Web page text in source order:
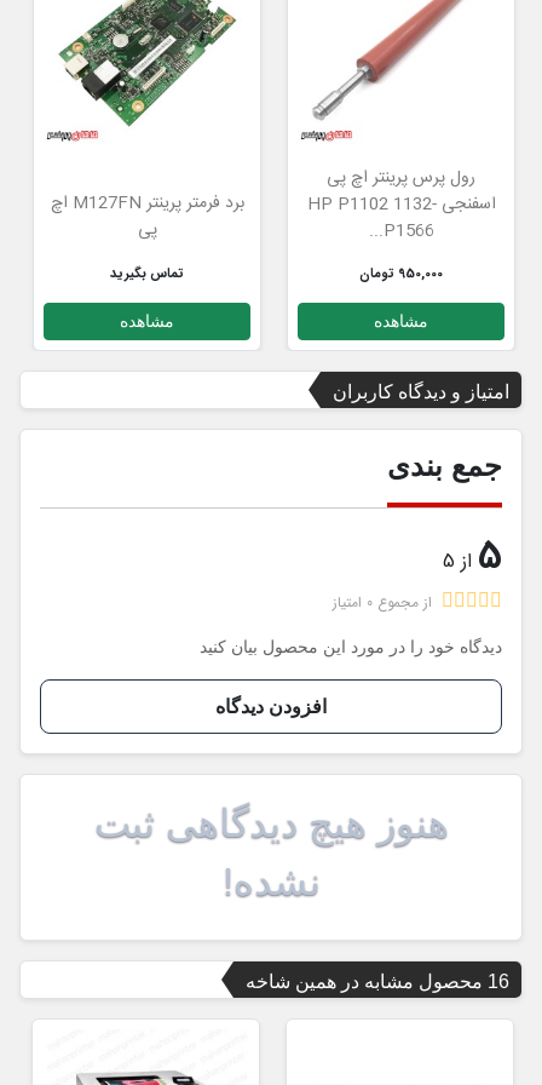
رول پرس پرینتر اچ پی
اسفنجی -1132 HP P1102
P1566...
950,000 تومان
مشاهده
برد فرمتر پرینتر M127FN اچ
پی
تماس بگیرید
مشاهده
امتیاز و دیدگاه کاربران
جمع بندی
5 از 5
از مجموع 0 امتیاز
دیدگاه خود را در مورد این محصول بیان کنید
افزودن دیدگاه
هنوز هیچ دیدگاهی ثبت
نشده!
16 محصول مشابه در همین شاخه